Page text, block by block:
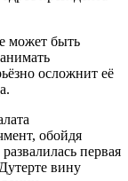
может быть
осложнит её
обойдя
первая
вину